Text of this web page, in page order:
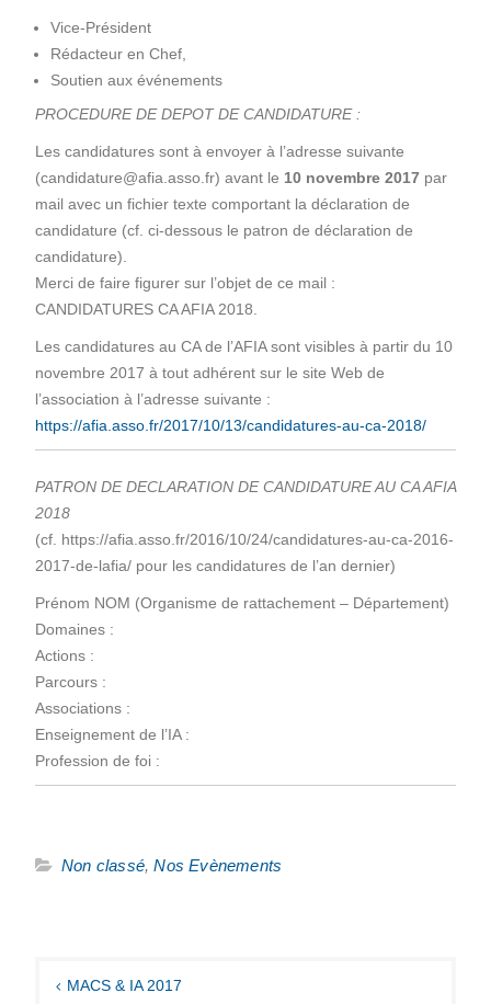
Vice-Président
Rédacteur en Chef,
Soutien aux événements
PROCEDURE DE DEPOT DE CANDIDATURE :
Les candidatures sont à envoyer à l’adresse suivante
(candidature@afia.asso.fr) avant le 10 novembre 2017par
mail avec un fichier texte comportant la déclaration de
candidature (cf. ci-dessous le patron de déclaration de
candidature).
Merci de faire figurer sur l’objet de ce mail :
CANDIDATURES CA AFIA 2018.
Les candidatures au CA de l’AFIA sont visibles à partir du 10
novembre 2017 à tout adhérent sur le site Web de
l’association à l’adresse suivante :
https://afia.asso.fr/2017/10/13/candidatures-au-ca-2018/
PATRON DE DECLARATION DE CANDIDATURE AU CA AFIA
2018
(cf. https://afia.asso.fr/2016/10/24/candidatures-au-ca-2016-
2017-de-lafia/ pour les candidatures de l’an dernier)
Prénom NOM (Organisme de rattachement – Département)
Domaines :
Actions :
Parcours :
Associations :
Enseignement de l’IA :
Profession de foi :
Non classé,Nos Evènements
de MACS & IA 2017